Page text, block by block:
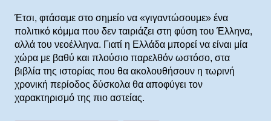
Έτσι, φτάσαμε στο σημείο να «γιγαντώσουμε» ένα
πολιτικό κόμμα που δεν ταιριάζει στη φύση του Έλληνα,
αλλά του νεοέλληνα. Γιατί η Ελλάδα μπορεί να είναι μία
χώρα με βαθύ και πλούσιο παρελθόν ωστόσο, στα
βιβλία της ιστορίας που θα ακολουθήσουν η τωρινή
χρονική περίοδος δύσκολα θα αποφύγει τον
χαρακτηρισμό της πιο αστείας.